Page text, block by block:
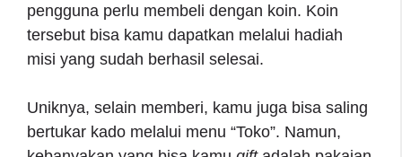
pengguna perlu membeli dengan koin. Koin
tersebut bisa kamu dapatkan melalui hadiah
misi yang sudah berhasil selesai.
Uniknya, selain memberi, kamu juga bisa saling
bertukar kado melalui menu “Toko”. Namun,